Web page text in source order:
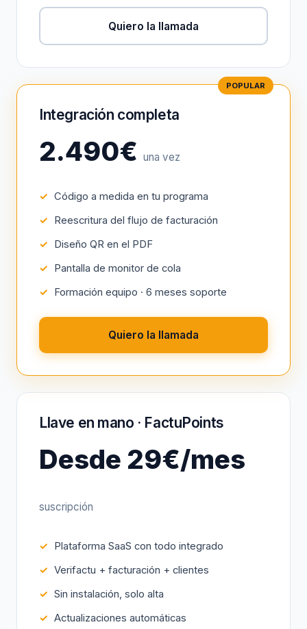
Quiero la llamada
Integración completa
2.490€ una vez
Código a medida en tu programa
Reescritura del flujo de facturación
Diseño QR en el PDF
Pantalla de monitor de cola
Formación equipo · 6 meses soporte
Quiero la llamada
Llave en mano · FactuPoints
Desde 29€/mes
suscripción
Plataforma SaaS con todo integrado
Verifactu + facturación + clientes
Sin instalación, solo alta
Actualizaciones automáticas